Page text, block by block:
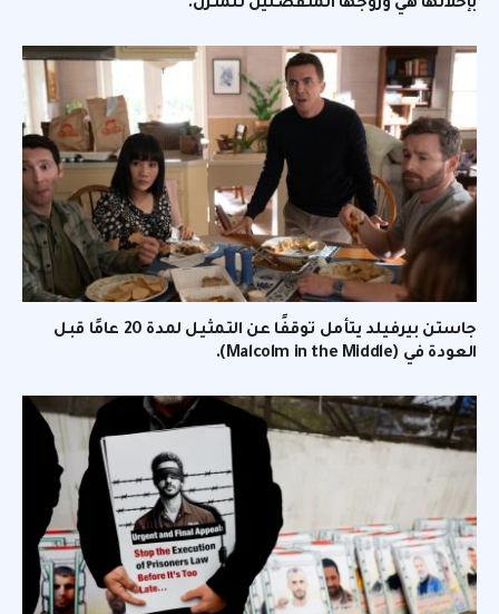
بإخلائها هي وزوجها المنفصلين للمنزل.
جاستن بيرفيلد يتأمل توقفًا عن التمثيل لمدة 20 عامًا قبل
العودة في (Malcolm in the Middle).